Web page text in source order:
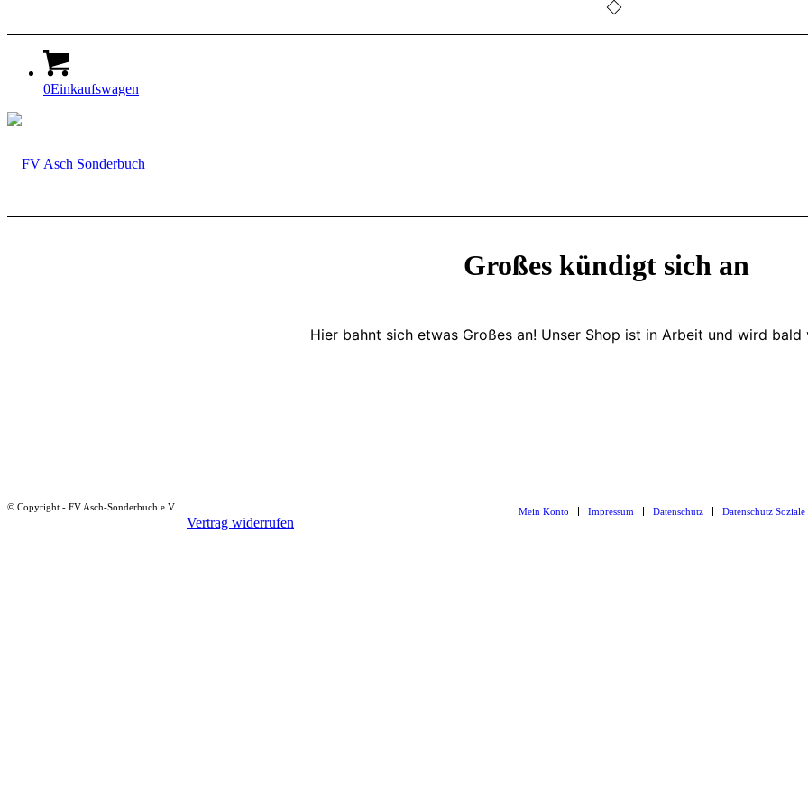
0Einkaufswagen
Großes kündigt sich an
Hier bahnt sich etwas Großes an! Unser Shop ist in Arbeit und wird
© Copyright - FV Asch-Sonderbuch e.V. Mein Konto Impressum Datenschutz Datenschutz
Vertrag widerrufen